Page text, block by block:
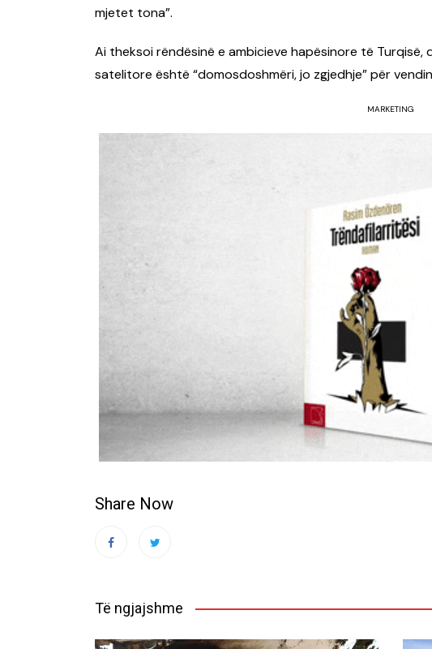
mjetet tona”.
Ai theksoi rëndësinë e ambicieve hapësinore të Turqisë,
satelitore është “domosdoshmëri, jo zgjedhje” për
MARKETING
Share Now
Të ngjajshme